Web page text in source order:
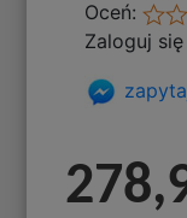
Oceń:
Zaloguj